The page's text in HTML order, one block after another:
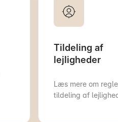
Tildeling af
lejligheder
Læs mere om
tildeling af